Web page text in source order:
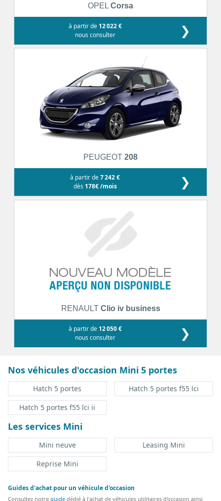
OPEL Corsa
à partir de 12 022 €
nous consulter
❯
PEUGEOT 208
à partir de7 242 €
dès 178€ /mois ❯
RENAULT Clio iv business
à partir de 12 050 €
nous consulter
❯
Nos véhicules d'occasion Mini 5 portes
Hatch 5 portes
Hatch 5 portes f55 lci
Hatch 5 portes f55 lci ii
Les services Mini
Mini neuve
Leasing Mini
Reprise Mini
Guides d'achat pour un véhicule d'occasion
Consultez notre guide dédié à l'achat de véhicules utilitaires d'occasion ainsi